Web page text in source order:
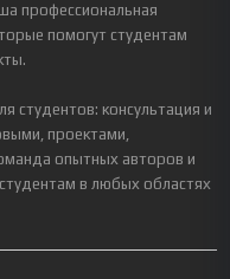
профессиональная
помогут студентам
студентов: консультация и
проектами,
опытных авторов и
в любых областях